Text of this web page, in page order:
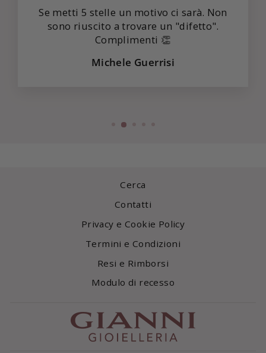
Se metti 5 stelle un motivo ci sarà. Non
sono riuscito a trovare un "difetto".
Complimenti 👏
Michele Guerrisi
Cerca
Contatti
Privacy e Cookie Policy
Termini e Condizioni
Resi e Rimborsi
Modulo di recesso